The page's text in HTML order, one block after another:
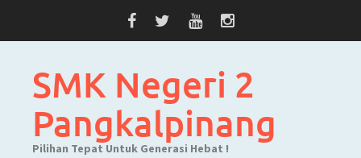
SMK Negeri 2
Pangkalpinang
Pilihan Tepat Untuk Generasi Hebat !